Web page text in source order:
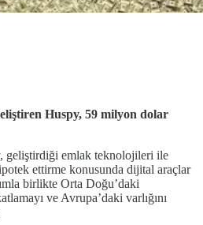
Huspy, 59 milyon dolar
geliştirdiği emlak teknolojileri ile
ettirme konusunda dijital araçlar
birlikte Orta Doğu’daki
ve Avrupa’daki varlığını